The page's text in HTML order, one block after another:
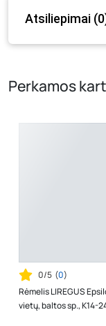
internetinėje
kaina, kuri
Atsiliepimai
Perkamos
0/5 (0)
Rėmelis LIREGUS
vietų, baltos sp., K14-